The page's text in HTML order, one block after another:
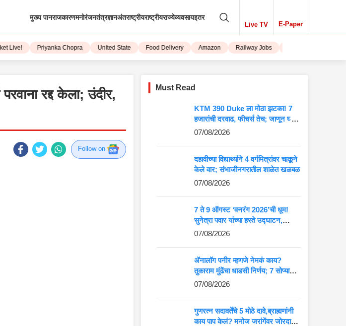
मुख्य पानराजकारणमनोरंजनतंत्रज्ञानअंतराष्ट्रीयराष्ट्रीयराज्येव्यवसायइतर
Live TV E-Paper
Priyanka Chopra United State Food Delivery Amazon Railway Jobs iPhone 15
रद्द केला; उंदीर,
Follow on
Must Read
KTM 390 Duke ला मोठा झटका! 7
हजारांची दरवाढ, फीचर्स तेच; जाणून घ्या
5 मोठे बदल
07/08/2026
दहावीच्या विद्यार्थ्याने 4 वर्गमित्रांवर चाकूने
केले वार; संभाजीनगरातील शाळेत खळबळ
07/08/2026
7 ते 9 ऑगस्ट ‘वनरंग 2026’ची धूम!
सुनेत्रा पवार यांच्या हस्ते उद्घाटन,
आदिवासी कलेला मोठे व्यासपीठ
07/08/2026
ॲनालॉग पनीर म्हणजे नेमकं काय?
तुकाराम मुंढेंचा धाडसी निर्णय; 7 सोप्या
मार्गांनी ओळखा अस्सल की बनावट पनीर
07/08/2026
गुणरत्न सदावर्तेंचे 5 मोठे दावे,ब्राह्मणांनी
काय पाप केलं? मनोज जरांगेंवर जोरदार